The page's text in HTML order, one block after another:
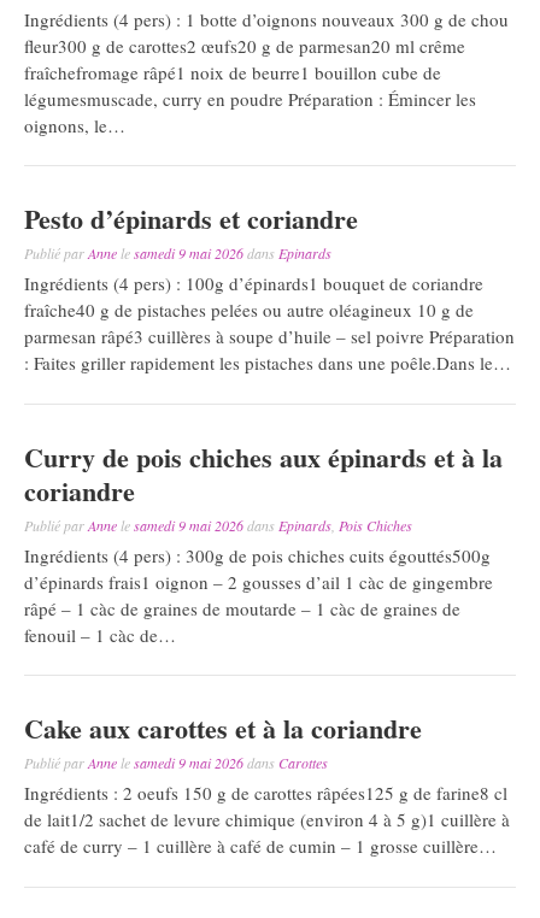
Ingrédients (4 pers) : 1 botte d’oignons nouveaux 300 g de chou
fleur300 g de carottes2 œufs20 g de parmesan20 ml crême
fraîchefromage râpé1 noix de beurre1 bouillon cube de
légumesmuscade, curry en poudre Préparation : Émincer les
oignons, le…
Pesto d’épinards et coriandre
Publié parAnnelesamedi 9 mai 2026dans Epinards
Ingrédients (4 pers) : 100g d’épinards1 bouquet de coriandre
fraîche40 g de pistaches pelées ou autre oléagineux 10 g de
parmesan râpé3 cuillères à soupe d’huile – sel poivre Préparation
: Faites griller rapidement les pistaches dans une poêle.Dans le…
Curry de pois chiches aux épinards et à la
coriandre
Publié parAnnelesamedi 9 mai 2026dans Epinards Pois Chiches
Ingrédients (4 pers) : 300g de pois chiches cuits égouttés500g
d’épinards frais1 oignon – 2 gousses d’ail 1 càc de gingembre
râpé – 1 càc de graines de moutarde – 1 càc de graines de
fenouil – 1 càc de…
Cake aux carottes et à la coriandre
Publié parAnnelesamedi 9 mai 2026dans Carottes
Ingrédients : 2 oeufs 150 g de carottes râpées125 g de farine8 cl
de lait1/2 sachet de levure chimique (environ 4 à 5 g)1 cuillère à
café de curry – 1 cuillère à café de cumin – 1 grosse cuillère…